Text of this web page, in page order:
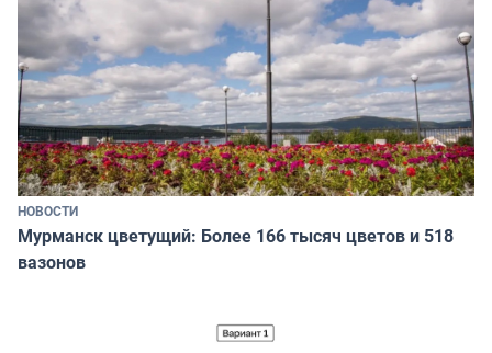
НОВОСТИ
Мурманск цветущий: Более 166 тысяч цветов и 518
вазонов